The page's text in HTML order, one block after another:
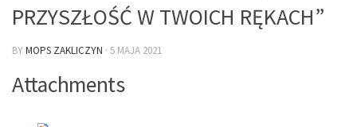
PRZYSZŁOŚĆ W TWOICH RĘKACH”
BYMOPS ZAKLICZYN · 5 MAJA 2021
Attachments